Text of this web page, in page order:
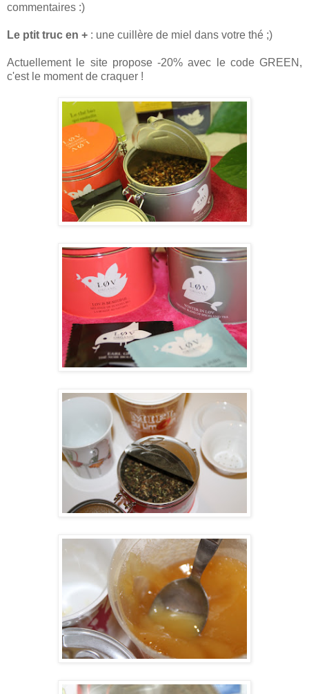
commentaires :)
Le ptit truc en + : une cuillère de miel dans votre thé ;)
Actuellement le site propose -20% avec le code GREEN,
c'est le moment de craquer !